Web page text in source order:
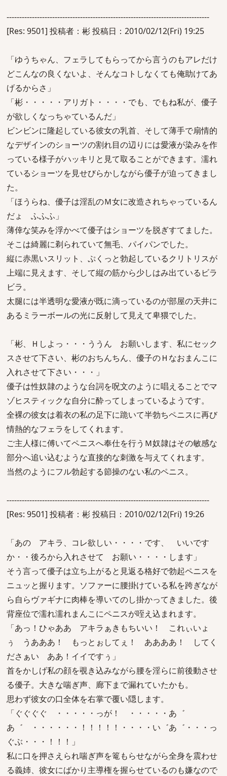
--------------------------------------------------------------------------------
[Res: 9501] 投稿者：彬 投稿日：2010/02/12(Fri) 19:25
「ゆうちゃん、フェラしてもらってから言うのもアレだけ
どこんなの良くないよ、そんなコトしなくても俺助けてあ
げるからさ」
「彬・・・・・アリガト・・・・でも、でもね私が、優子
が欲しくなっちゃているんだ」
ビンビンに隆起している彼女の乳首、そして薄手で扇情的
なデザインのショーツの割れ目の辺りには愛液が染みを作
っている様子がハッキリと見て取ることができます。濡れ
ているショーツを見せびらかしながら優子が迫ってきまし
た。
「ほうらね、優子は淫乱のＭ女に改造されちゃっているん
だょ ふふふ」
薄倖な笑みを浮かべて優子はショーツを脱ぎすてました。
そこは綺麗に剃られていて無毛、パイパンでした。
縦に赤黒いスリット、ぷくっと勃起しているクリトリスが
上端に見えます、そして縦の筋から少しはみ出ているビラ
ビラ。
太腿には半透明な愛液が既に滴っているのが部屋の天井に
あるミラーボールの光に反射して見えて卑猥でした。
「彬、Ｈしよっ・・・ううん お願いします、私にセック
スさせて下さい、彬のおちんちん、優子のＨなおまんこに
入れさせて下さい・・・」
優子は性奴隷のような台詞を呪文のように唱えることでマ
ゾヒスティックな自分に酔ってしまっているようです。
全裸の彼女は着衣の私の足下に跪いて半勃ちペニスに再び
情熱的なフェラをしてくれます。
ご主人様に傅いてペニスへ奉仕を行うＭ奴隷はその敏感な
部分へ追い込むような直接的な刺激を与えてくれます。
当然のようにフル勃起する節操のない私のペニス。
--------------------------------------------------------------------------------
[Res: 9501] 投稿者：彬 投稿日：2010/02/12(Fri) 19:26
「あの アキラ、コレ欲しい・・・・です、 いいです
か・・後ろから入れさせて お願い・・・・します」
そう言って優子は立ち上がると見返る格好で勃起ペニスを
ニュッと握ります。ソファーに腰掛けている私を跨ぎなが
ら自らヴァギナに肉棒を導いてのし掛かってきました。後
背座位で濡れ濡れまんこにペニスが咥え込まれます。
「あっ！ひゃああ アキラぁきもちいい！ これぃいょ
ぅ うあああ！ もっとぉしてぇ！ ああああ！ してく
ださぁい ああ！イイですぅ」
首をかしげ私の顔を覗き込みながら腰を淫らに前後動させ
る優子。大きな喘ぎ声、廊下まで漏れていたかも。
思わず彼女の口全体を右掌で覆い隠します。
「ぐぐぐぐ ・・・・・っが！ ・・・・・あ゛
あ゛ ・・・・・・！！！！！・・・・い゛あ゛・・・っ
ぐぶ・・・！！！」
私に口を押さえられ喘ぎ声を篭もらせながら全身を震わせ
る義姉、彼女にばかり主導権を握らせているのも嫌なので